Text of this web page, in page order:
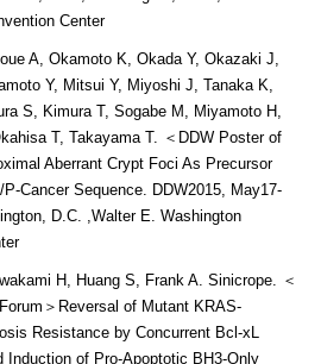
Center
A, Okamoto K, Okada Y, Okazaki J,
Y, Mitsui Y, Miyoshi J, Tanaka K,
S, Kimura T, Sogabe M, Miyamoto H,
T, Takayama T. ＜DDW Poster of
Aberrant Crypt Foci As Precursor
Cancer Sequence. DDW2015, May17-
D.C. ,Walter E. Washington
H, Huang S, Frank A. Sinicrope. ＜
＞Reversal of Mutant KRAS-
Resistance by Concurrent Bcl-xL
Induction of Pro-Apoptotic BH3-Only